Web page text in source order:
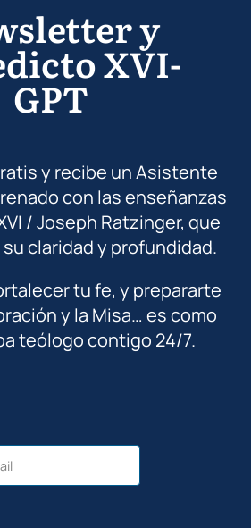
y
XVI-
GPT
y recibe un Asistente
con las enseñanzas
/ Joseph Ratzinger, que
claridad y profundidad.
tu fe, y prepararte
y la Misa… es como
teólogo contigo 24/7.